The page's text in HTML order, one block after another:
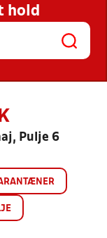
OG
hold
Pulje 6